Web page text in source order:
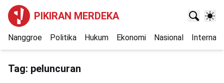
PIKIRAN MERDEKA
Nanggroe Politika Hukum Ekonomi Nasional
Tag: peluncuran